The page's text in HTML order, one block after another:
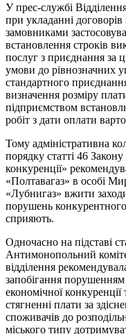
У прес-службі
при укладанні
замовниками
встановлення строків
послуг з приєднання за
умови до рівнозначних
стандартного
визначення розміру
підприємством
робіт з дати оплати
Тому адміністративна
порядку статті 46
конкуренції»
«Полтавагаз» в особі
«Лубнигаз» вжити
порушень
сприяють.
Одночасно на підставі
Антимонопольний
відділення
запобігання порушенням
економічної
стягненні плати за
споживачів до
міського типу